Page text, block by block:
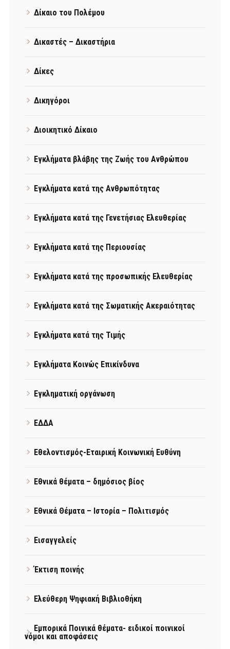
Δίκαιο του Πολέμου
Δικαστές – Δικαστήρια
Δίκες
Δικηγόροι
Διοικητικό Δίκαιο
Εγκλήματα βλάβης της Ζωής του Ανθρώπου
Εγκλήματα κατά της Ανθρωπότητας
Εγκλήματα κατά της Γενετήσιας Ελευθερίας
Εγκλήματα κατά της Περιουσίας
Εγκλήματα κατά της προσωπικής Ελευθερίας
Εγκλήματα κατά της Σωματικής Ακεραιότητας
Εγκλήματα κατά της Τιμής
Εγκλήματα Κοινώς Επικίνδυνα
Εγκληματική οργάνωση
ΕΔΔΑ
Εθελοντισμός-Εταιρική Κοινωνική Ευθύνη
Εθνικά θέματα – δημόσιος βίος
Εθνικά Θέματα – Ιστορία – Πολιτισμός
Εισαγγελείς
Έκτιση ποινής
Ελεύθερη Ψηφιακή Βιβλιοθήκη
Εμπορικά Ποινικά θέματα- ειδικοί ποινικοί
νόμοι και αποφάσεις